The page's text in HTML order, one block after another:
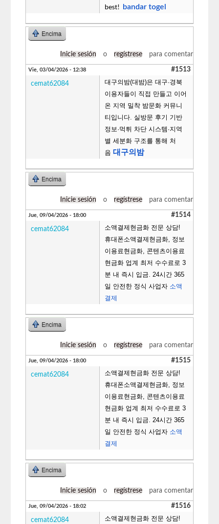
best! bandar togel
Encima
Inicie sesión o regístrese para comentar
Vie, 03/04/2026 - 12:38 #1513
cemat62084
대구의밤(대밤)은 대구·경북
이용자들이 직접 만들고 이어
온 지역 밀착 밤문화 커뮤니
티입니다. 실방문 후기 기반
정보·먹튀 차단 시스템·지역
별 세분화 구조를 통해 처
음대구의밤
Encima
Inicie sesión o regístrese para comentar
Jue, 09/04/2026 - 18:00 #1514
cemat62084
소액결제현금화 전문 상담!
휴대폰소액결제현금화, 정보
이용료현금화, 콘텐츠이용료
현금화 업계 최저 수수료로 3
분 내 즉시 입금. 24시간 365
일 안전한 정식 사업자 소액
결제
Encima
Inicie sesión o regístrese para comentar
Jue, 09/04/2026 - 18:00 #1515
cemat62084
소액결제현금화 전문 상담!
휴대폰소액결제현금화, 정보
이용료현금화, 콘텐츠이용료
현금화 업계 최저 수수료로 3
분 내 즉시 입금. 24시간 365
일 안전한 정식 사업자 소액
결제
Encima
Inicie sesión o regístrese para comentar
Jue, 09/04/2026 - 18:02 #1516
cemat62084
소액결제현금화 전문 상담!